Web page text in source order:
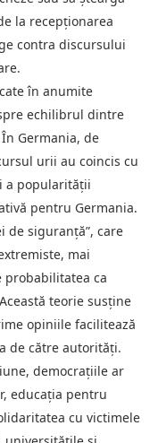
la recepționarea
contra discursului
în anumite
echilibrul dintre
Germania, de
urii au coincis cu
a popularității
pentru Germania.
de siguranță”, care
mai
probabilitatea ca
teorie susține
opiniile facilitează
de către autorități.
democrațiile ar
educația pentru
cu victimele